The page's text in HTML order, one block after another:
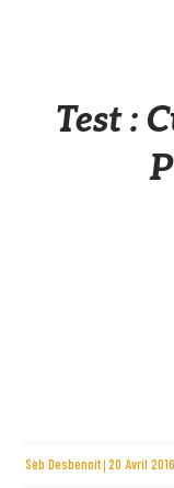
Test :
Sèb Desbenoit 20 Avril 2016